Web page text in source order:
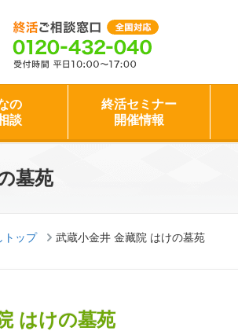
の
談
終活セミナー
開催情報
墓苑
トップ 武蔵小金井 金藏院 はけの墓苑
はけの墓苑